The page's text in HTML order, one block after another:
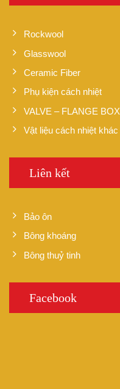
Rockwool
Glasswool
Ceramic Fiber
Phụ kiện cách nhiệt
VALVE – FLANGE BOX
Vật liệu cách nhiệt khác
Liên kết
Bảo ôn
Bông khoáng
Bông thuỷ tinh
Facebook